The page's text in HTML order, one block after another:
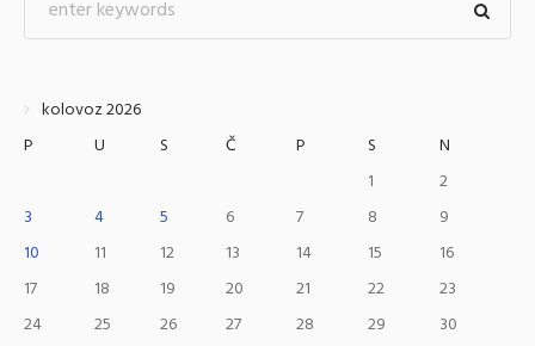
kolovoz 2026
P
U S Č P S
N
1
2
3
4 5 6 7 8
9
10
11 12 13 14 15
16
17
18 19 20 21 22
23
24
25 26 27 28 29
30